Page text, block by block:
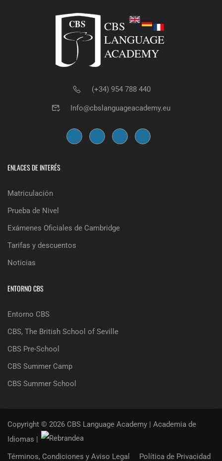
(+34) 954 788 440
Info@cbslanguageacademy.eu
ENLACES DE INTERÉS
Matriculación
Prueba de Nivel
Exámenes Oficiales de Cambridge
Tarifas y descuentos
Noticias
ENTORNO CBS
Entorno CBS
CBS, The British School of Seville
CBS Pre-School
CBS Summer Camp
CBS Summer School
Copyright © 2026 CBS Language Academy | Academia de
Idiomas |
Términos, Condiciones y Aviso Legal
Política de Privacidad